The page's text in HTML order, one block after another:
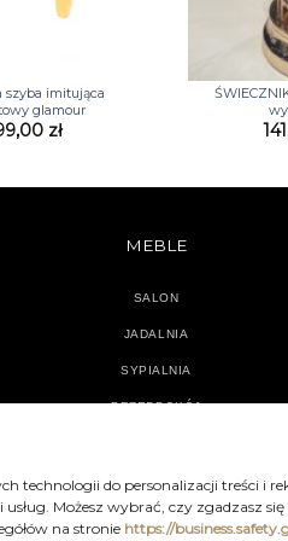
technologii do personalizacji treści i
Możesz wybrać, czy zgadzasz się
na stronie https://
szyba imitująca
glamour
złAktualna
MEBLE
SALON
JADALNIA
SYPIALNIA
PRZEDPOKÓJ